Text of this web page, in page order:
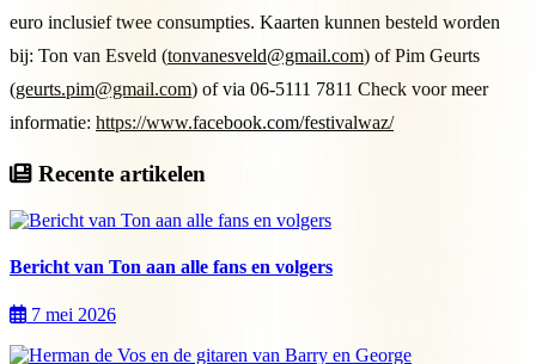
euro inclusief twee consumpties. Kaarten kunnen besteld worden
bij: Ton van Esveld (tonvanesveld@gmail.com) of Pim Geurts
(geurts.pim@gmail.com) of via 06-5111 7811 Check voor meer
informatie: https://www.facebook.com/festivalwaz/
Recente artikelen
Bericht van Ton aan alle fans en volgers
7 mei 2026